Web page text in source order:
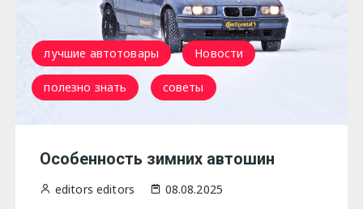
лучшие автотовары Новости
полезно знать советы
Особенность зимних автошин
editors editors 08.08.2025